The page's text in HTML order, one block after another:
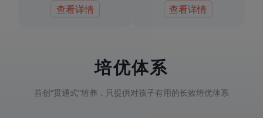
查看详情 查看详情
培优体系
首创“贯通式”培养，只提供对孩子有用的长效培优体系